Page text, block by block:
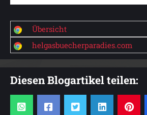
Übersicht
helgasbuecherparadies.com
Diesen Blogartikel teilen: